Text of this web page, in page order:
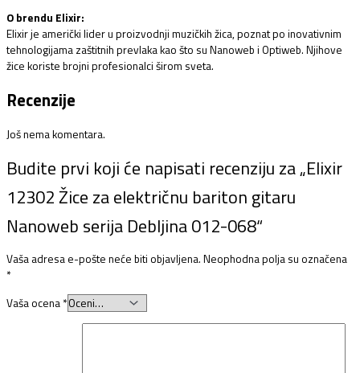
O brendu Elixir:
Elixir je američki lider u proizvodnji muzičkih žica, poznat po inovativnim
tehnologijama zaštitnih prevlaka kao što su Nanoweb i Optiweb. Njihove
žice koriste brojni profesionalci širom sveta.
Recenzije
Još nema komentara.
Budite prvi koji će napisati recenziju za „Elixir
12302 Žice za električnu bariton gitaru
Nanoweb serija Debljina 012-068“
Vaša adresa e-pošte neće biti objavljena. Neophodna polja su označena
*
Vaša ocena *